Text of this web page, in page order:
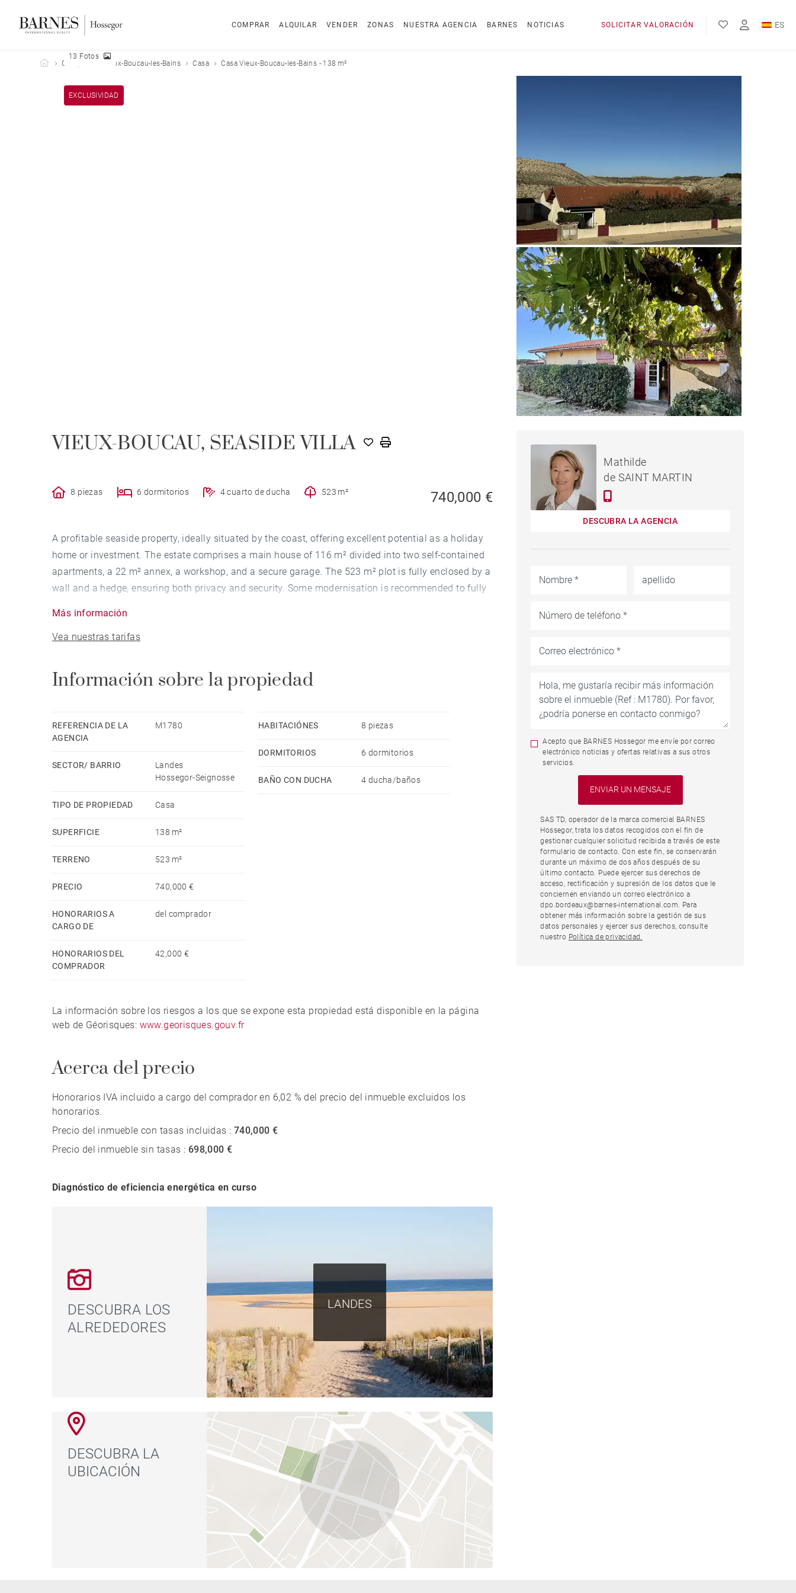
COMPRAR ALQUILAR VENDER ZONAS NUESTRA AGENCIA BARNES NOTICIAS SOLICITAR VALORACIÓN ES
EN
Barnes Hossegor
Comprar Vieux-Boucau-les-Bains Casa Casa Vieux-Boucau-les-Bains - 138 m²
EXCLUSIVIDAD
13 Fotos
VIEUX-BOUCAU, SEASIDE VILLA
8 piezas 6 dormitorios 4 cuarto de ducha 523 m² 740,000 €
A profitable seaside property, ideally situated by the coast, offering excellent potential as a holiday
home or investment. The estate comprises a main house of 116 m² divided into two self-contained
apartments, a 22 m² annex, a workshop, and a secure garage. The 523 m² plot is fully enclosed by a
wall and a hedge, ensuring both privacy and security. Some modernisation is recommended to fully
The main house features a larger apartment of 75 m² with a living room, kitchen, three bedrooms,
kitchen, two bedrooms, a shower room, and a WC. The 22 m² annex offers a living area with a sofa
bed, a kitchen, a shower room, and a WC, making it ideal for guests or holiday rental.
Más información
Vea nuestras tarifas
Información sobre la propiedad
REFERENCIA DE LA
AGENCIA
M1780
SECTOR/ BARRIO
Landes
Hossegor-Seignosse
TIPO DE PROPIEDAD Casa
SUPERFICIE 138 m²
TERRENO 523 m²
PRECIO 740,000 €
HONORARIOS A
CARGO DE
del comprador
HONORARIOS DEL
COMPRADOR
42,000 €
HABITACIÓNES 8 piezas
DORMITORIOS 6 dormitorios
BAÑO CON DUCHA 4 ducha/baños
La información sobre los riesgos a los que se expone esta propiedad está disponible en la página
web de Géorisques: www.georisques.gouv.fr
Acerca del precio
Honorarios IVA incluido a cargo del comprador en 6,02 % del precio del inmueble excluidos los
honorarios.
Precio del inmueble con tasas incluidas : 740,000 €
Precio del inmueble sin tasas : 698,000 €
Diagnóstico de eficiencia energética en curso
DESCUBRA LOS
ALREDEDORES
LANDES
DESCUBRA LA
UBICACIÓN
CASA VIEUX-BOUCAU-LES-
BAINS - 138 M²
Mathilde
de SAINT MARTIN
DESCUBRA LA AGENCIA
Acepto que BARNES Hossegor me envíe por correo
electrónico noticias y ofertas relativas a sus otros
servicios.
SAS TD, operador de la marca comercial BARNES
Hossegor, trata los datos recogidos con el fin de
gestionar cualquier solicitud recibida a través de este
formulario de contacto. Con este fin, se conservarán
durante un máximo de dos años después de su
último contacto. Puede ejercer sus derechos de
acceso, rectificación y supresión de los datos que le
conciernen enviando un correo electrónico a
dpo.bordeaux@barnes-international.com. Para
obtener más información sobre la gestión de sus
datos personales y ejercer sus derechos, consulte
nuestro Política de privacidad.